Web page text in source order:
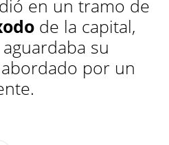
en un tramo de
de la capital,
su
por un